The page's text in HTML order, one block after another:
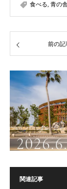
食べる, 青の
前の記
関連記事